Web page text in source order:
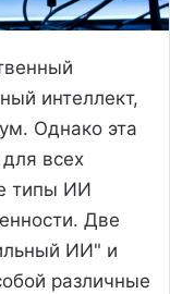
интеллект,
Однако эта
всех
типы ИИ
Две
ИИ" и
различные